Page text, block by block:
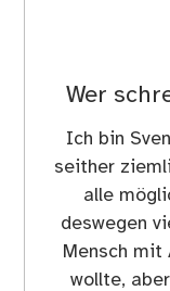
Wer
Ich bin
seither
alle
deswegen
Mensch mit
wollte,